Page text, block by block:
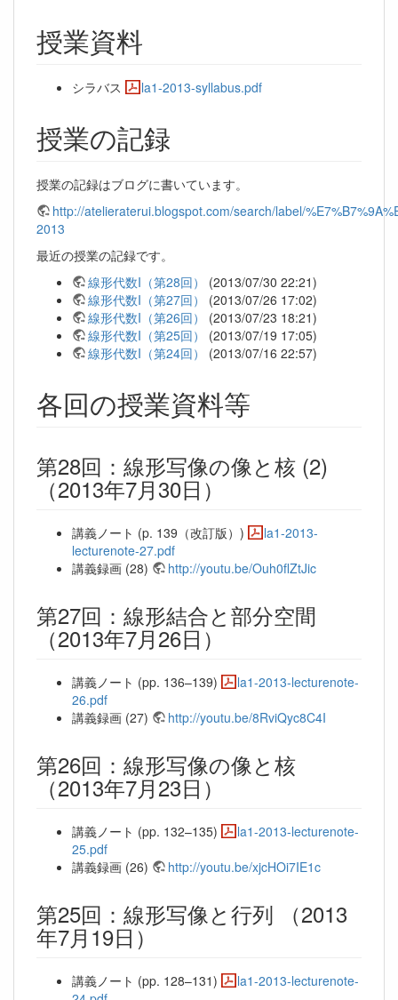
授業資料
シラバス la1-2013-syllabus.pdf
授業の記録
授業の記録はブログに書いています。
http://atelieraterui.blogspot.com/search/label/
2013
最近の授業の記録です。
線形代数I（第28回）
(2013/07/30 22:21)
線形代数I（第27回）
(2013/07/26 17:02)
線形代数I（第26回）
(2013/07/23 18:21)
線形代数I（第25回）
(2013/07/19 17:05)
線形代数I（第24回）
(2013/07/16 22:57)
各回の授業資料等
第28回：線形写像の像と核 (2)
（2013年7月30日）
講義ノート (p. 139（改訂版）)
la1-2013-
lecturenote-27.pdf
講義録画 (28)
http://youtu.be/Ouh0flZtJic
第27回：線形結合と部分空間
（2013年7月26日）
講義ノート (pp. 136–139)
la1-2013-lecturenote-
26.pdf
講義録画 (27)
http://youtu.be/8RviQyc8C4I
第26回：線形写像の像と核
（2013年7月23日）
講義ノート (pp. 132–135)
la1-2013-lecturenote-
25.pdf
講義録画 (26)
http://youtu.be/xjcHOi7IE1c
第25回：線形写像と行列 （2013
年7月19日）
講義ノート (pp. 128–131)
la1-2013-lecturenote-